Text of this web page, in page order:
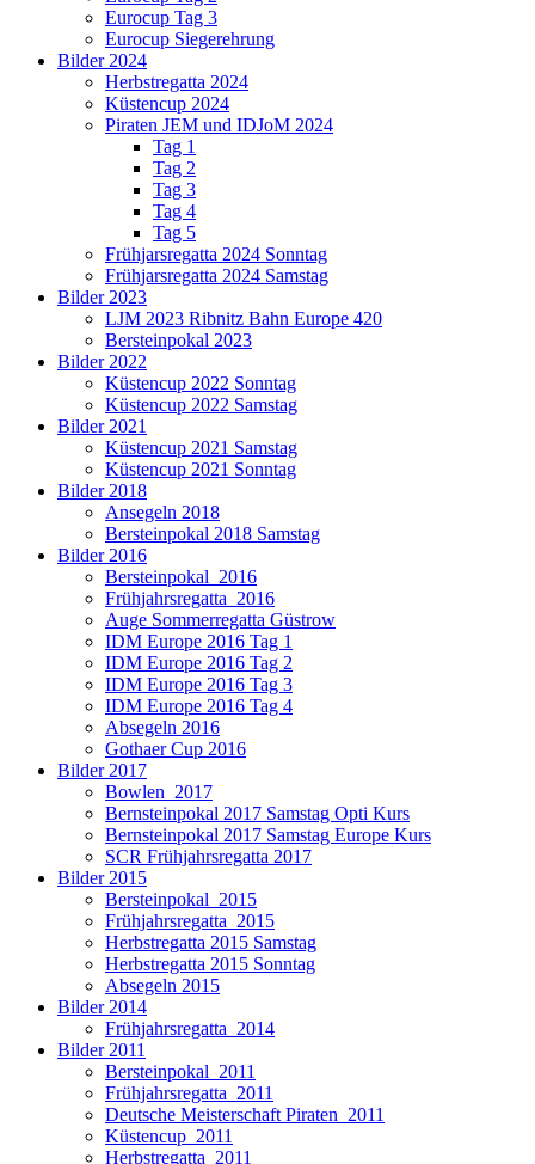
Eurocup Tag 3
Eurocup Siegerehrung
Bilder 2024
Herbstregatta 2024
Küstencup 2024
Piraten JEM und IDJoM 2024
Tag 1
Tag 2
Tag 3
Tag 4
Tag 5
Frühjarsregatta 2024 Sonntag
Frühjarsregatta 2024 Samstag
Bilder 2023
LJM 2023 Ribnitz Bahn Europe 420
Bersteinpokal 2023
Bilder 2022
Küstencup 2022 Sonntag
Küstencup 2022 Samstag
Bilder 2021
Küstencup 2021 Samstag
Küstencup 2021 Sonntag
Bilder 2018
Ansegeln 2018
Bersteinpokal 2018 Samstag
Bilder 2016
Bersteinpokal_2016
Frühjahrsregatta_2016
Auge Sommerregatta Güstrow
IDM Europe 2016 Tag 1
IDM Europe 2016 Tag 2
IDM Europe 2016 Tag 3
IDM Europe 2016 Tag 4
Absegeln 2016
Gothaer Cup 2016
Bilder 2017
Bowlen_2017
Bernsteinpokal 2017 Samstag Opti Kurs
Bernsteinpokal 2017 Samstag Europe Kurs
SCR Frühjahrsregatta 2017
Bilder 2015
Bersteinpokal_2015
Frühjahrsregatta_2015
Herbstregatta 2015 Samstag
Herbstregatta 2015 Sonntag
Absegeln 2015
Bilder 2014
Frühjahrsregatta_2014
Bilder 2011
Bersteinpokal_2011
Frühjahrsregatta_2011
Deutsche Meisterschaft Piraten_2011
Küstencup_2011
Herbstregatta_2011